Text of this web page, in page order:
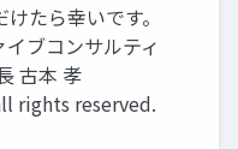
たら幸いです。
ブコンサルティ
古本 孝
rights reserved.